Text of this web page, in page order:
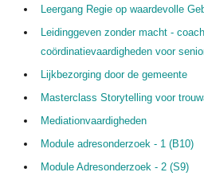
Leergang Regie op waardevolle
Leidinggeven zonder macht -
coördinatievaardigheden voor
Lijkbezorging door de gemeente
Masterclass Storytelling voor
Mediationvaardigheden
Module adresonderzoek - 1 (B10)
Module Adresonderzoek - 2 (S9)